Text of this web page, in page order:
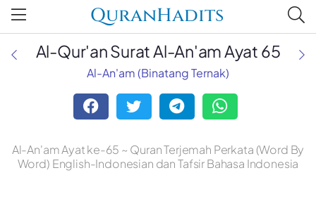
QuranHadits
Al-Qur'an Surat Al-An'am Ayat 65
Al-An'am (Binatang Ternak)
Al-An'am Ayat ke-65 ~ Quran Terjemah Perkata (Word By
Word) English-Indonesian dan Tafsir Bahasa Indonesia